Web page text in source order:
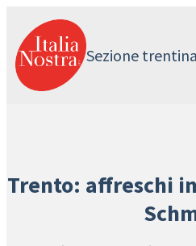
contenuto
Sezione trentina
Trento: affreschi